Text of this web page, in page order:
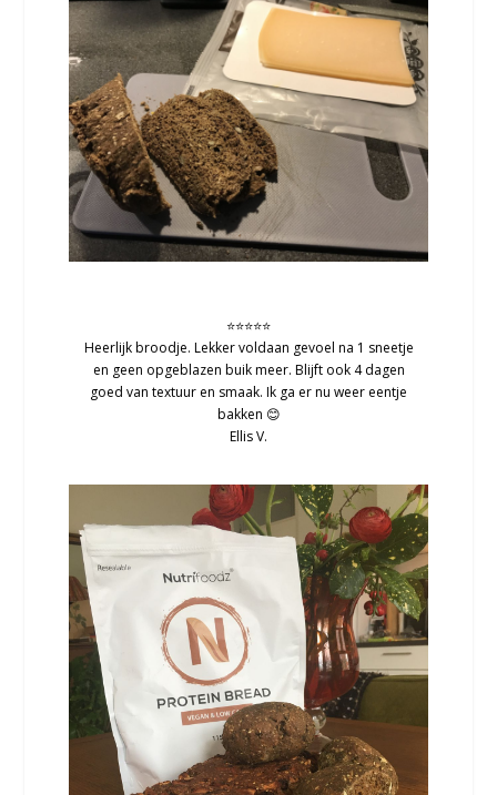
⭐⭐⭐⭐⭐
Heerlijk broodje. Lekker voldaan gevoel na 1 sneetje
en geen opgeblazen buik meer. Blijft ook 4 dagen
goed van textuur en smaak. Ik ga er nu weer eentje
bakken 😊
Ellis V.